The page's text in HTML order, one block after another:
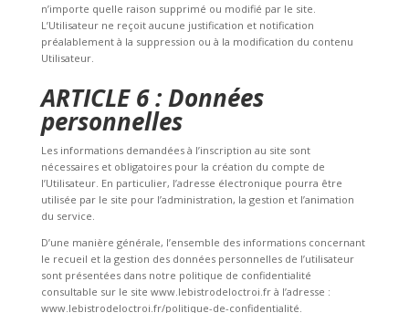
n’importe quelle raison supprimé ou modifié par le site.
L’Utilisateur ne reçoit aucune justification et notification
préalablement à la suppression ou à la modification du contenu
Utilisateur.
ARTICLE 6 : Données
personnelles
Les informations demandées à l’inscription au site sont
nécessaires et obligatoires pour la création du compte de
l’Utilisateur. En particulier, l’adresse électronique pourra être
utilisée par le site pour l’administration, la gestion et l’animation
du service.
D’une manière générale, l’ensemble des informations concernant
le recueil et la gestion des données personnelles de l’utilisateur
sont présentées dans notre politique de confidentialité
consultable sur le site www.lebistrodeloctroi.fr à l’adresse :
www.lebistrodeloctroi.fr/politique-de-confidentialité.